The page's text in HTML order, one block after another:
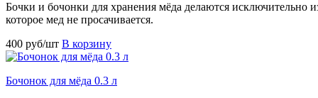
Бочки и бочонки для хранения мёда делаются исключительно
которое мед не просачивается.
400 руб/шт В корзину
Бочонок для мёда 0.3 л